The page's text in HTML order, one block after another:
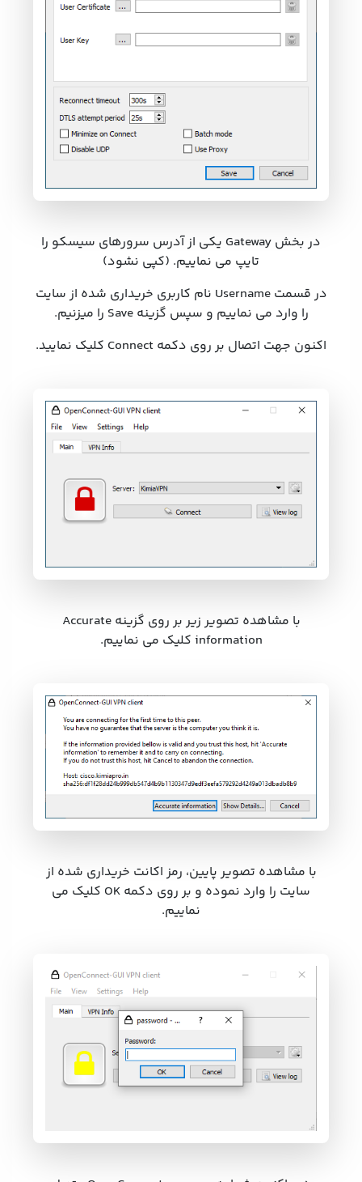
در بخش Gateway یکی از آدرس سرورهای سیسکو را
تایپ می نماییم. (کپی نشود)
در قسمت Username نام کاربری خریداری شده از سایت
را وارد می نماییم و سپس گزینه Save را میزنیم.
اکنون جهت اتصال بر روی دکمه Connect کلیک نمایید.
با مشاهده تصویر زیر بر روی گزینه Accurate
information کلیک می نماییم.
با مشاهده تصویر پایین، رمز اکانت خریداری شده از
سایت را وارد نموده و بر روی دکمه OK کلیک می
نماییم.